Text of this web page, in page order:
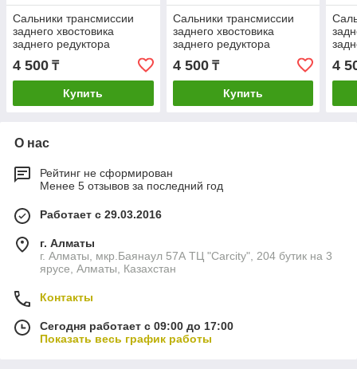
Сальники трансмиссии
заднего хвостовика
заднего редуктора
MR580530 Mitsubishi
Montero Sport L300
Challenger
4 500 ₸
Купить
Сальники трансмиссии
заднего хвостовика
заднего редуктора
MR580530 Mitsubishi
Montero Sport L300
Challenger
4 500₸
Купить
4
О нас
Рейтинг не сформирован
Менее 5 отзывов за последний год
Работает с 29.03.2016
г. Алматы
г. Алматы, мкр.Баянаул 57А ТЦ "Carcity", 204 бутик на 3
ярусе, Алматы, Казахстан
Контакты
Сегодня работает с 09:00 до 17:00
Показать весь график работы